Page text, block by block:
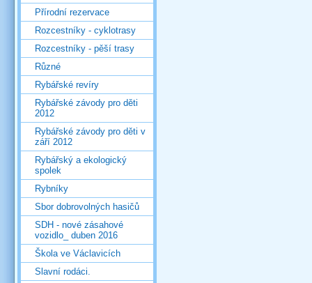
Přírodní rezervace
Rozcestníky - cyklotrasy
Rozcestníky - pěší trasy
Různé
Rybářské revíry
Rybářské závody pro děti
2012
Rybářské závody pro děti v
září 2012
Rybářský a ekologický
spolek
Rybníky
Sbor dobrovolných hasičů
SDH - nové zásahové
vozidlo_ duben 2016
Škola ve Václavicích
Slavní rodáci.